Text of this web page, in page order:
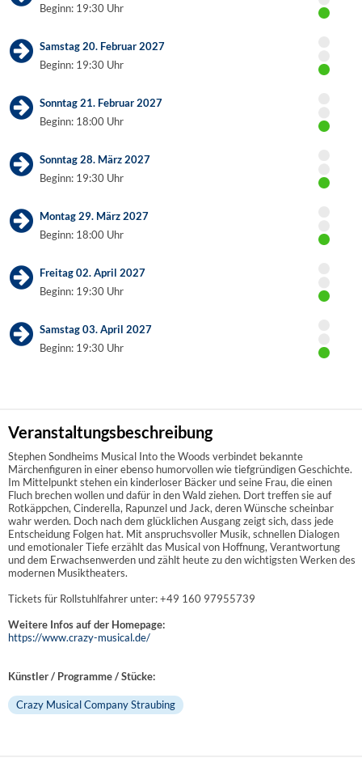
Beginn: 19:30 Uhr
Samstag 20. Februar 2027
Beginn: 19:30 Uhr
Sonntag 21. Februar 2027
Beginn: 18:00 Uhr
Sonntag 28. März 2027
Beginn: 19:30 Uhr
Montag 29. März 2027
Beginn: 18:00 Uhr
Freitag 02. April 2027
Beginn: 19:30 Uhr
Samstag 03. April 2027
Beginn: 19:30 Uhr
Veranstaltungsbeschreibung
Stephen Sondheims Musical Into the Woods verbindet bekannte
Märchenfiguren in einer ebenso humorvollen wie tiefgründigen Geschichte.
Im Mittelpunkt stehen ein kinderloser Bäcker und seine Frau, die einen
Fluch brechen wollen und dafür in den Wald ziehen. Dort treffen sie auf
Rotkäppchen, Cinderella, Rapunzel und Jack, deren Wünsche scheinbar
wahr werden. Doch nach dem glücklichen Ausgang zeigt sich, dass jede
Entscheidung Folgen hat. Mit anspruchsvoller Musik, schnellen Dialogen
und emotionaler Tiefe erzählt das Musical von Hoffnung, Verantwortung
und dem Erwachsenwerden und zählt heute zu den wichtigsten Werken des
modernen Musiktheaters.
Tickets für Rollstuhlfahrer unter: +49 160 97955739
Weitere Infos auf der Homepage:
https://www.crazy-musical.de/
Künstler / Programme / Stücke:
Crazy Musical Company Straubing